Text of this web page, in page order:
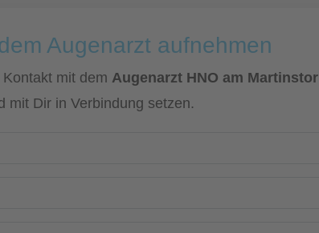
Augenarzt aufnehmen
mit dem Augenarzt HNO am Martinstor
mit Dir in Verbindung setzen.